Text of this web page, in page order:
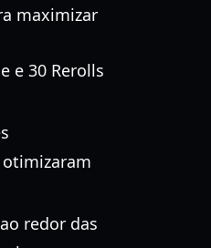
maximizar
e 30 Rerolls
redor das